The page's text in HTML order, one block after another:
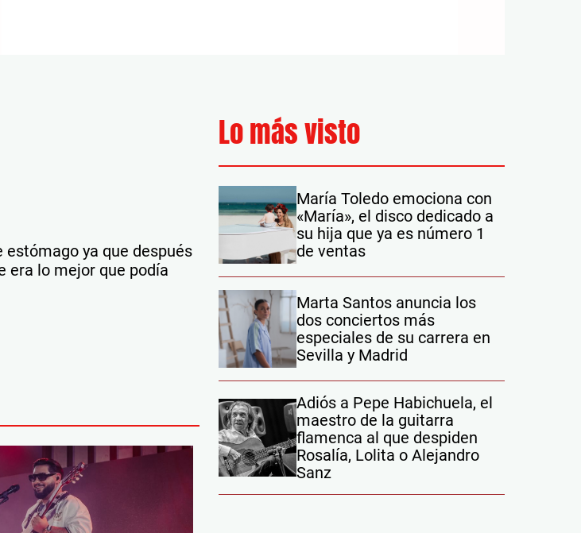
ya que después
era lo mejor que podía
Lo más visto
María Toledo emociona con
«María», el disco dedicado a
su hija que ya es número 1
de ventas
Marta Santos anuncia los
dos conciertos más
especiales de su carrera en
Sevilla y Madrid
Adiós a Pepe Habichuela, el
maestro de la guitarra
flamenca al que despiden
Rosalía, Lolita o Alejandro
Sanz